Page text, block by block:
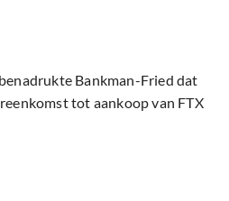
Bankman-Fried dat
tot aankoop van FTX